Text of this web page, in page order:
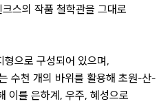
스의 작품 철학관을 그대로
으로 구성되어 있으며,
수천 개의 바위를 활용해 초원-산-
이를 은하계, 우주, 혜성으로